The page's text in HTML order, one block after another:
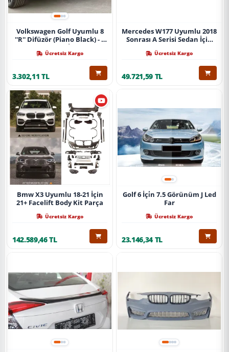
Volkswagen Golf Uyumlu 8
''R'' Difüzör (Piano Black) - 4
Paket İçin)
Ücretsiz Kargo
3.302,11 TL
Mercedes W177 Uyumlu 2018
Sonrası A Serisi Sedan İçin
Tamponlu Set)
Ücretsiz Kargo
49.721,59 TL
Bmw X3 Uyumlu 18-21 İçin
21+ Facelift Body Kit Parça
Ücretsiz Kargo
142.589,46 TL
Golf 6 İçi̇n 7.5 Görünüm J Led
Far
Ücretsiz Kargo
23.146,34 TL